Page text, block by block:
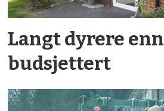
Langt dyrere enn
budsjettert